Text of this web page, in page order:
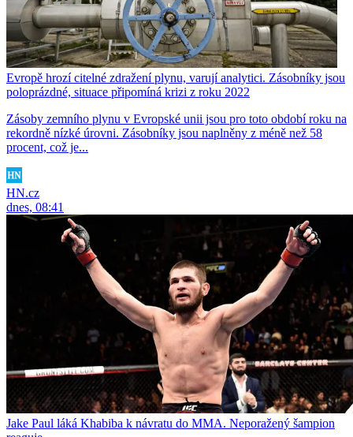
Evropě hrozí citelné zdražení plynu, varují analytici. Zásobníky jsou
poloprázdné, situace připomíná krizi z roku 2022
Zásoby zemního plynu v Evropské unii jsou pro toto období roku na
rekordně nízké úrovni. Zásobníky jsou naplněny z méně než 58
procent, což je...
HN.cz
dnes, 08:41
Jake Paul láká Khabiba k návratu do MMA. Neporažený šampion